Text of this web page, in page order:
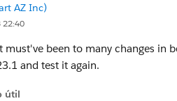
AZ Inc)
22:40
must've been to many changes in
and test it again.
útil